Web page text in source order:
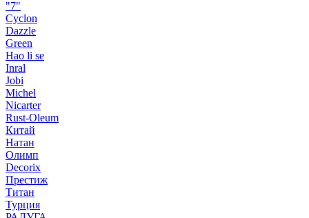
"7"
Cyclon
Dazzle
Green
Hao li se
Inral
Jobi
Michel
Nicarter
Rust-Oleum
Китай
Натан
Олимп
Decorix
Престиж
Титан
Турция